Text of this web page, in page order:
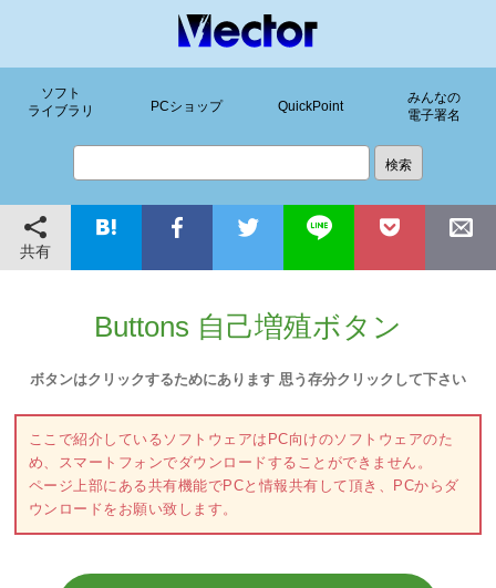
ソフト
ライブラリ
PCショップ QuickPoint
みんなの
電子署名
共有
Buttons 自己増殖ボタン
ボタンはクリックするためにあります 思う存分クリックして下さい
ここで紹介しているソフトウェアはPC向けのソフトウェアのた
め、スマートフォンでダウンロードすることができません。
ページ上部にある共有機能でPCと情報共有して頂き、PCからダ
ウンロードをお願い致します。